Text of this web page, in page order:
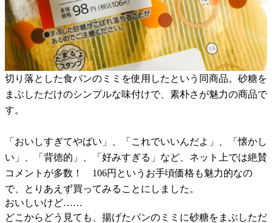
切り落とした食パンのミミを使用したという同商品。砂糖を
まぶしただけのシンプルな味付けで、素朴さが魅力の商品で
す。
「おいしすぎてやばい」、「これでいいんだよ」、「懐かし
い」、「背徳的」、「好みすぎる」など、ネット上では絶賛
コメントが多数！ 106円というお手頃価格も魅力的なの
で、とりあえず買ってみることにしました。
おいしいけど……
どこからどう見ても、揚げたパンのミミに砂糖をまぶしただ